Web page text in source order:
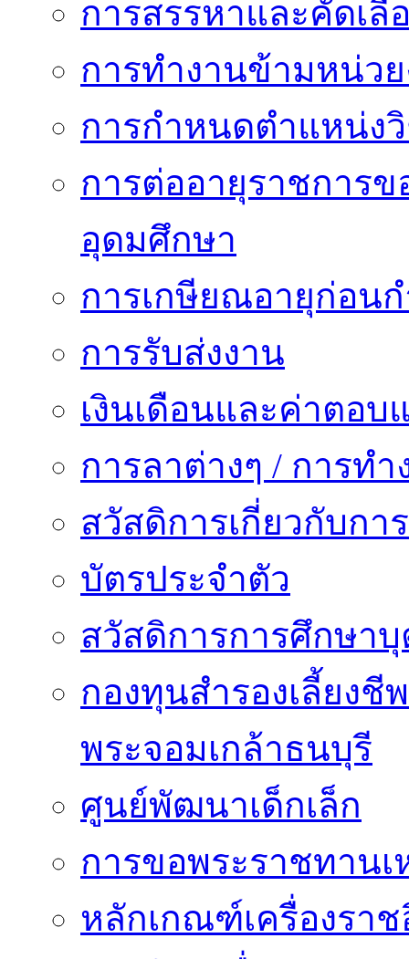
การสรรหาและคัดเลื
การทำงานข้ามหน่ว
การกำหนดตำแหน่ง
การต่ออายุราชการ
อุดมศึกษา
การเกษียณอายุก่อน
การรับส่งงาน
เงินเดือนและค่าตอบ
การลาต่างๆ / การทำ
สวัสดิการเกี่ยวกับกา
บัตรประจำตัว
สวัสดิการการศึกษาบุ
กองทุนสำรองเลี้ยง
พระจอมเกล้าธนบุรี
ศูนย์พัฒนาเด็กเล็ก
การขอพระราชทาน
หลักเกณฑ์เครื่องรา